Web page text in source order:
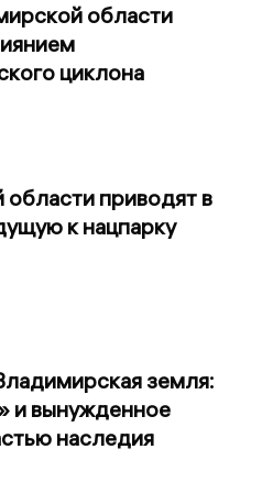
области
циклона
приводят в
к нацпарку
земля:
и вынужденное
наследия